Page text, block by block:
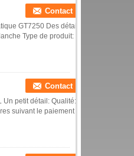
Contact
GT7250 Des détails
Type de produit:
Contact
Un petit détail: Qualité:
suivant le paiement Le